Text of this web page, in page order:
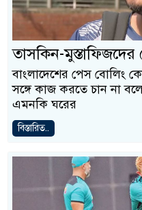
তাসকিন-
বাংলাদেশের পেস বোলিং
সঙ্গে কাজ করতে চান না
এমনকি ঘরের
বিস্তারিত..